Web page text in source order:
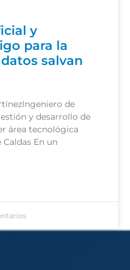
y
para la
salvan
de
y desarrollo de
área tecnológica
Caldas En un